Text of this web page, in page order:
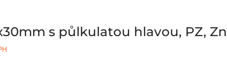
s půlkulatou hlavou, PZ, Zn